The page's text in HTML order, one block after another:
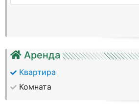
Аренда
Квартира
Комната